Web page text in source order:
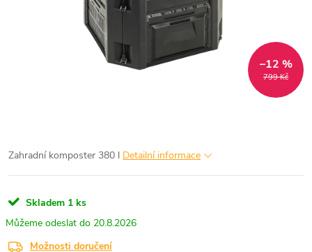
799 Kč
–12 %
Zahradní komposter 380 l Detailní informace
Skladem 1 ks
20.8.2026
Možnosti doručení